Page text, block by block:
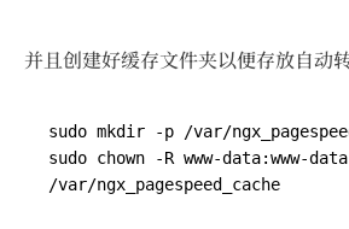
并且创建好缓存文件夹以便存放自动
sudo chown -R www-data:www-data